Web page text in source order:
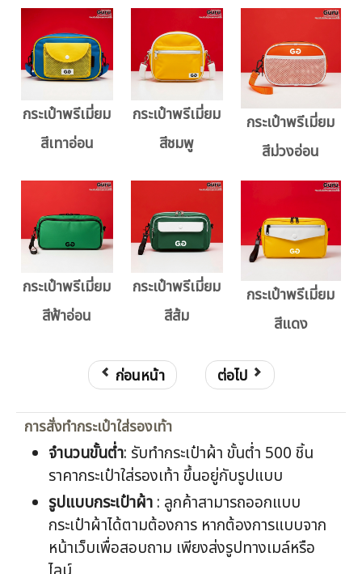
กระเป๋าพรีเมี่ยม
สีเทาอ่อน
กระเป๋าพรีเมี่ยม
สีชมพู
กระเป๋าพรีเมี่ยม
สีม่วงอ่อน
กระเป๋าพรีเมี่ยม
สีฟ้าอ่อน
กระเป๋าพรีเมี่ยม
สีส้ม
กระเป๋าพรีเมี่ยม
สีแดง
ก่อนหน้า ต่อไป
การสั่งทำกระเป๋าใส่รองเท้า
จำนวนขั้นต่ำ: รับทำกระเป๋าผ้า ขั้นต่ำ 500 ชิ้น
ราคากระเป๋าใส่รองเท้า ขึ้นอยู่กับรูปแบบ
รูปแบบกระเป๋าผ้า : ลูกค้าสามารถออกแบบ
กระเป๋าผ้าได้ตามต้องการ หากต้องการแบบจาก
หน้าเว็บเพื่อสอบถาม เพียงส่งรูปทางเมล์หรือ